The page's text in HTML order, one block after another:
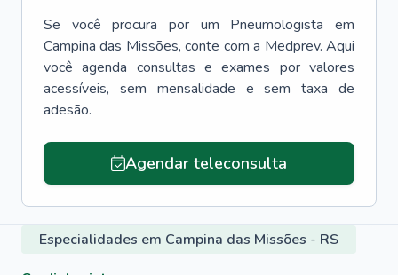
Se você procura por um Pneumologista
em
Campina das Missões, conte com a Medprev. Aqui
você agenda consultas e exames por valores
acessíveis, sem mensalidade e sem taxa de
adesão.
Agendar teleconsulta
Especialidades em Campina das Missões - RS